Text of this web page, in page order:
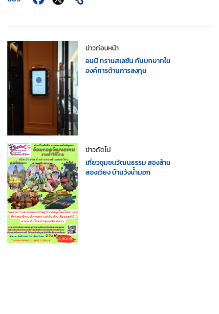
ข่าวก่อนหน้า
อนนิ ทรานสเลชัน กับบทบาทใน
องค์การด้านการลงทุน
ข่าวถัดไป
เที่ยวชุมชนวัฒนธรรม สองล้าน
สองเวียง บ้านวังน้ำมอก